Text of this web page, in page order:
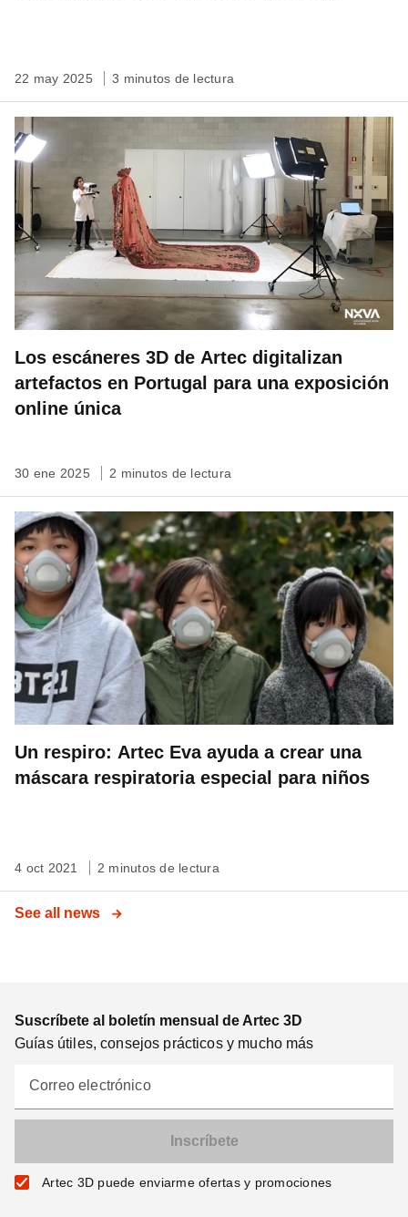
22 may 2025 3 minutos de lectura
Los escáneres 3D de Artec digitalizan
artefactos en Portugal para una exposición
online única
30 ene 2025 2 minutos de lectura
Un respiro: Artec Eva ayuda a crear una
máscara respiratoria especial para niños
4 oct 2021 2 minutos de lectura
See all news
Suscríbete al boletín mensual de Artec 3D
Guías útiles, consejos prácticos y mucho más
Correo electrónico
Artec 3D puede enviarme ofertas y promociones